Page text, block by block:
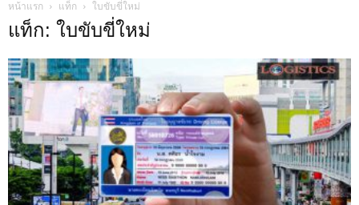
หน้าแรก แท็ก ใบขับขี่ใหม่
แท็ก: ใบขับขี่ใหม่